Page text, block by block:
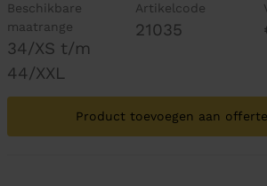
Beschikbare
maatrange
34/XS t/m
44/XXL
Artikelcode
21035
Product toevoegen aan